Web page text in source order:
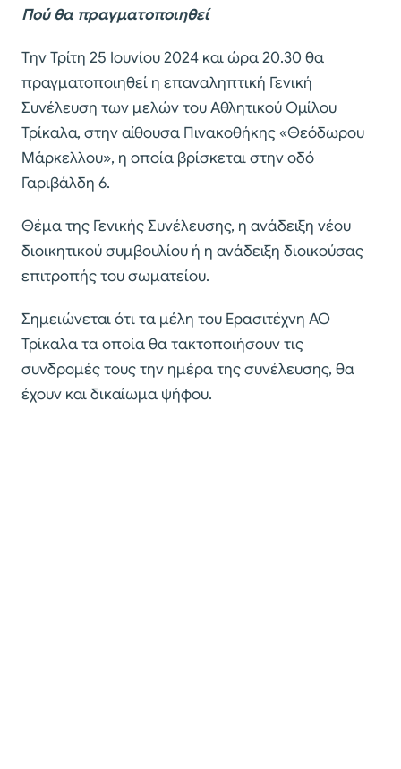
Πού θα πραγματοποιηθεί
Tην Τρίτη 25 Ιουνίου 2024 και ώρα 20.30 θα
πραγματοποιηθεί η επαναληπτική Γενική
Συνέλευση των μελών του Αθλητικού Ομίλου
Τρίκαλα, στην αίθουσα Πινακοθήκης «Θεόδωρου
Μάρκελλου», η οποία βρίσκεται στην οδό
Γαριβάλδη 6.
Θέμα της Γενικής Συνέλευσης, η ανάδειξη νέου
διοικητικού συμβουλίου ή η ανάδειξη διοικούσας
επιτροπής του σωματείου.
Σημειώνεται ότι τα μέλη του Ερασιτέχνη ΑΟ
Τρίκαλα τα οποία θα τακτοποιήσουν τις
συνδρομές τους την ημέρα της συνέλευσης, θα
έχουν και δικαίωμα ψήφου.